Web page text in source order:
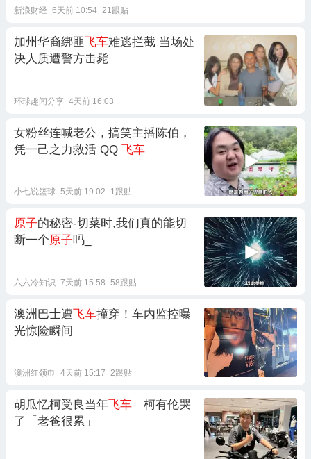
新浪财经 6天前 10:54 21跟贴
加州华裔绑匪 飞车难逃拦截 当场处
决人质遭警方击毙
环球趣闻分享 4天前 16:03
女粉丝连喊老公，搞笑主播陈伯，
凭一己之力救活 QQ 飞车
小七说篮球 5天前 19:02 1跟贴
原子的秘密-切菜时,我们真的能切
断一个原子吗_
六六冷知识 7天前 15:58 58跟贴
澳洲巴士遭飞车撞穿！车内监控曝
光惊险瞬间
澳洲红领巾 4天前 15:17 2跟贴
胡瓜忆柯受良当年 飞车 柯有伦哭
了「老爸很累」